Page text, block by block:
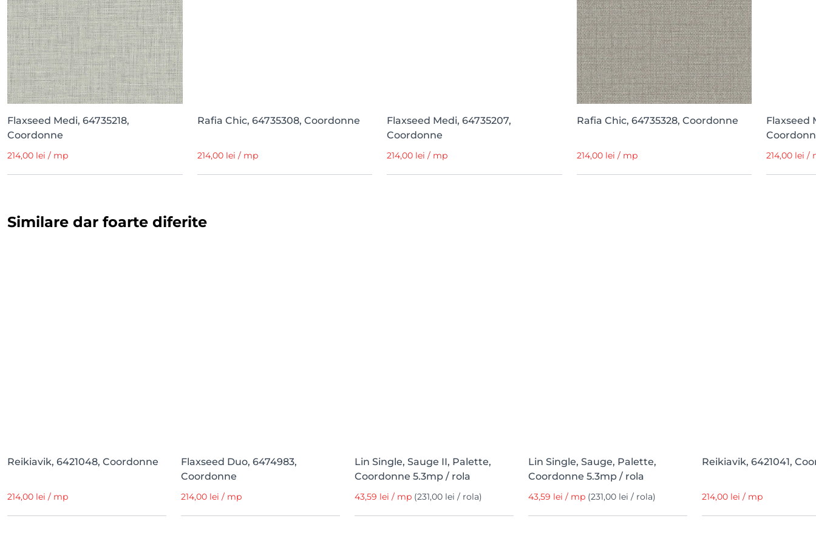
Flaxseed Medi, 64735218,
Coordonne
214,00 lei / mp
Rafia Chic, 64735308, Coordonne
214,00 lei / mp
Flaxseed Medi, 64735207,
Coordonne
214,00 lei / mp
Rafia Chic, 64735328, Coordonne
214,00 lei / mp
Flaxseed
214,00 lei /
Similare dar foarte diferite
Reikiavik, 6421048, Coordonne
214,00 lei / mp
Flaxseed Duo, 6474983,
Coordonne
214,00 lei / mp
Lin Single, Sauge II, Palette,
Coordonne 5.3mp / rola
43,59 lei / mp (231,00 lei / rola)
Lin Single, Sauge, Palette,
Coordonne 5.3mp / rola
43,59 lei / mp (231,00 lei / rola)
Reikiavik, 6421041,
214,00 lei / mp